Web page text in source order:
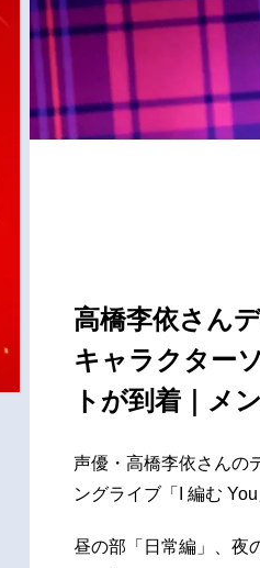
高橋李依さん
キャラクター
トが到着｜メ
声優・高橋李依さんの
ングライブ「I 編む
昼の部「日常編」、夜